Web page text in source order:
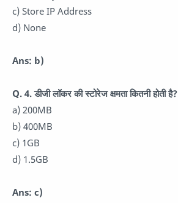
c) Store IP Address
d) None
Ans: b)
Q. 4. डीजी लॉकर की स्टोरेज क्षमता कितनी होती है?
a) 200MB
b) 400MB
c) 1GB
d) 1.5GB
Ans: c)